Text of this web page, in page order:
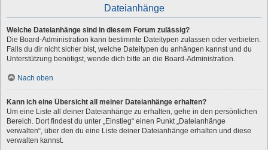
Dateianhänge
Welche Dateianhänge sind in diesem Forum zulässig?
Die Board-Administration kann bestimmte Dateitypen zulassen oder verbieten.
Falls du dir nicht sicher bist, welche Dateitypen du anhängen kannst und du
Unterstützung benötigst, wende dich bitte an die Board-Administration.
Nach oben
Kann ich eine Übersicht all meiner Dateianhänge erhalten?
Um eine Liste all deiner Dateianhänge zu erhalten, gehe in den persönlichen
Bereich. Dort findest du unter „Einstieg“ einen Punkt „Dateianhänge
verwalten“, über den du eine Liste deiner Dateianhänge erhalten und diese
verwalten kannst.